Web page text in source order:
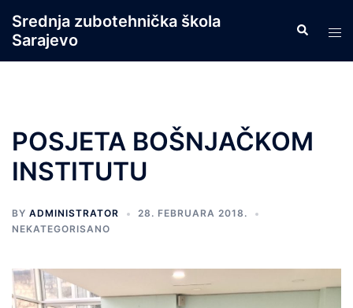
content
Srednja zubotehnička škola
Sarajevo
Search
POSJETA BOŠNJAČKOM
INSTITUTU
BY ADMINISTRATOR
28. FEBRUARA 2018.
NEKATEGORISANO